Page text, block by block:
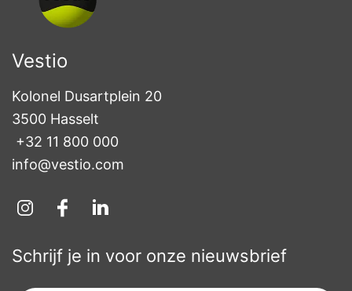
Vestio
Kolonel Dusartplein 20
3500 Hasselt
+32 11 800 000
info@vestio.com
Schrijf je in voor onze nieuwsbrief